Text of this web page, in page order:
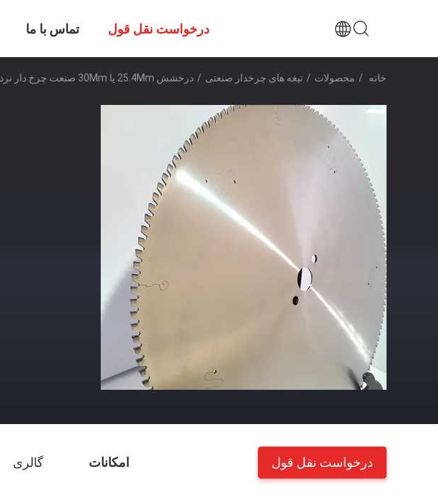
تماس با ما درخواست نقل قول
خانه / محصولات / تیغه های چرخدار صنعتی / درخشش 25.4Mm یا 30Mm صنعت چرخ دار نردبان جهانی برای فروشگاه های فلزکاری
امکانات گالری درخواست نقل قول